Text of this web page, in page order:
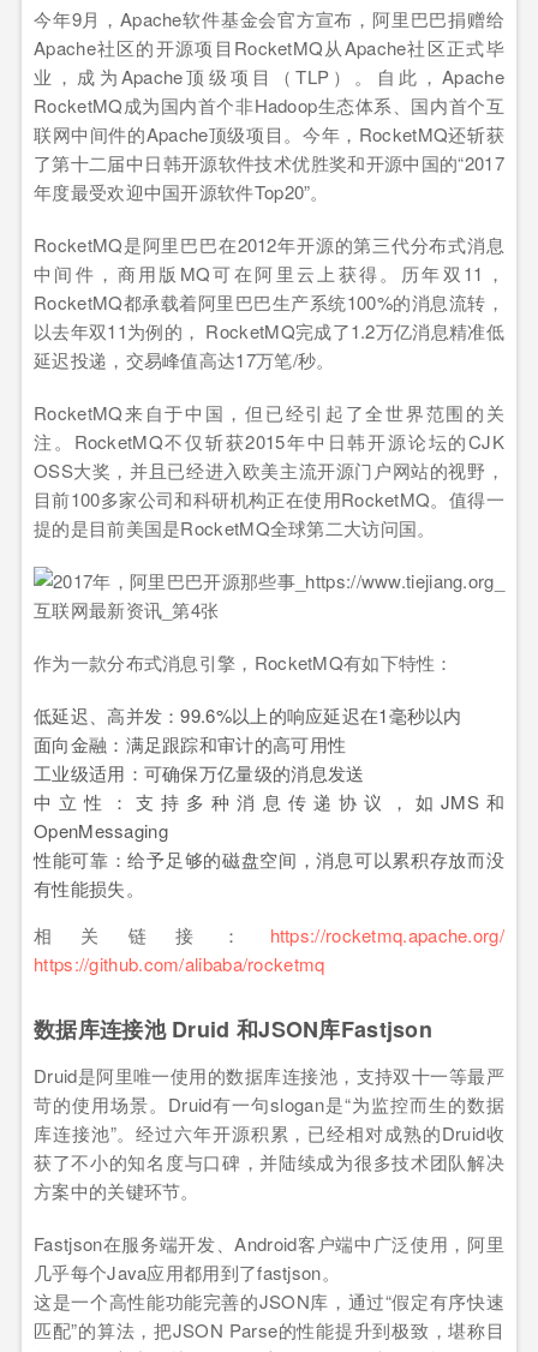
今年9月，Apache软件基金会官方宣布，阿里巴巴捐赠给
Apache社区的开源项目RocketMQ从Apache社区正式毕
业，成为Apache顶级项目（TLP）。自此，Apache
RocketMQ成为国内首个非Hadoop生态体系、国内首个互
联网中间件的Apache顶级项目。今年，RocketMQ还斩获
了第十二届中日韩开源软件技术优胜奖和开源中国的“2017
年度最受欢迎中国开源软件Top20”。
RocketMQ是阿里巴巴在2012年开源的第三代分布式消息
中间件，商用版MQ可在阿里云上获得。历年双11，
RocketMQ都承载着阿里巴巴生产系统100%的消息流转，
以去年双11为例的， RocketMQ完成了1.2万亿消息精准低
延迟投递，交易峰值高达17万笔/秒。
RocketMQ来自于中国，但已经引起了全世界范围的关
注。RocketMQ不仅斩获2015年中日韩开源论坛的CJK
OSS大奖，并且已经进入欧美主流开源门户网站的视野，
目前100多家公司和科研机构正在使用RocketMQ。值得一
提的是目前美国是RocketMQ全球第二大访问国。
作为一款分布式消息引擎，RocketMQ有如下特性：
低延迟、高并发：99.6%以上的响应延迟在1毫秒以内
面向金融：满足跟踪和审计的高可用性
工业级适用：可确保万亿量级的消息发送
中立性：支持多种消息传递协议，如JMS和
OpenMessaging
性能可靠：给予足够的磁盘空间，消息可以累积存放而没
有性能损失。
相关链接： https://rocketmq.apache.org/
https://github.com/alibaba/rocketmq
数据库连接池 Druid 和JSON库Fastjson
Druid是阿里唯一使用的数据库连接池，支持双十一等最严
苛的使用场景。Druid有一句slogan是“为监控而生的数据
库连接池”。经过六年开源积累，已经相对成熟的Druid收
获了不小的知名度与口碑，并陆续成为很多技术团队解决
方案中的关键环节。
Fastjson在服务端开发、Android客户端中广泛使用，阿里
几乎每个Java应用都用到了fastjson。
这是一个高性能功能完善的JSON库，通过“假定有序快速
匹配”的算法，把JSON Parse的性能提升到极致，堪称目